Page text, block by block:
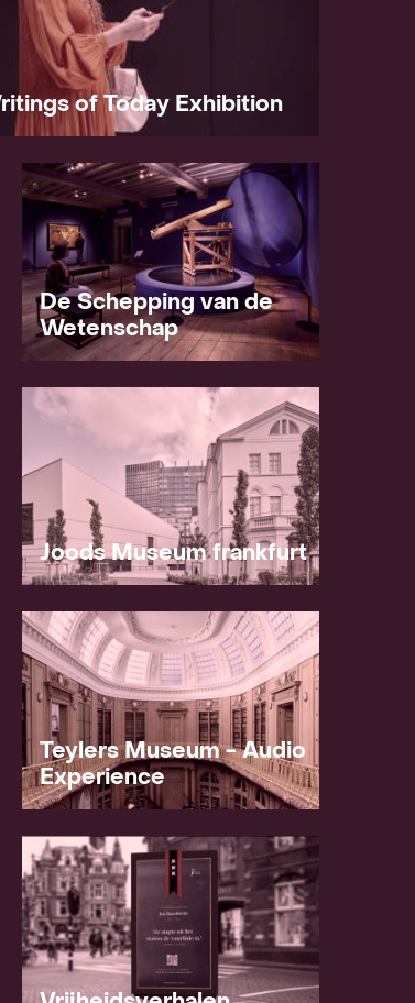
of Today Exhibition
De Schepping van de
Wetenschap
Joods Museum frankfurt
Teylers Museum - Audio
Experience